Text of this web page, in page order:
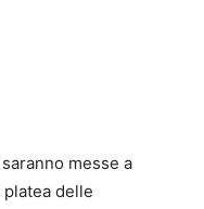
messe a
delle